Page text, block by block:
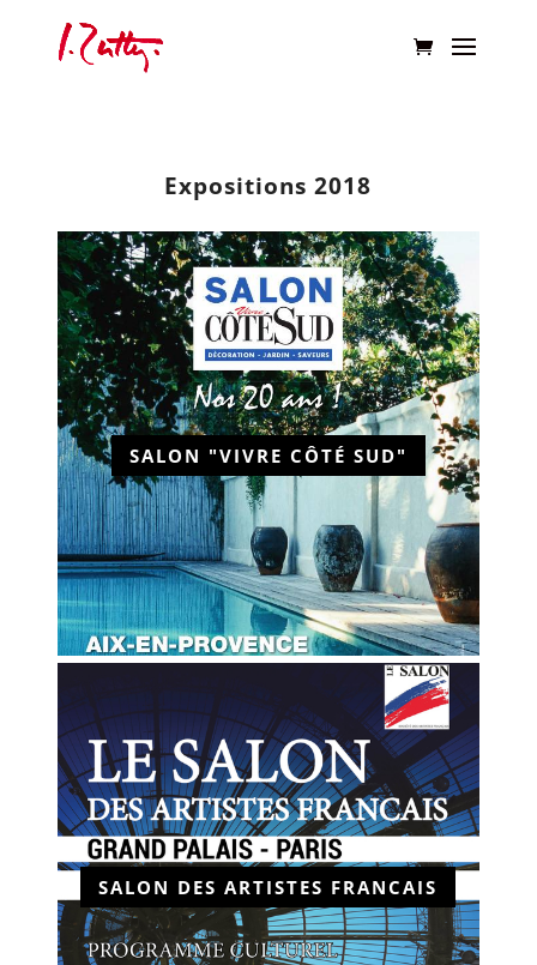
Expositions 2018
SALON "VIVRE CÔTÉ SUD"
SALON DES ARTISTES FRANCAIS